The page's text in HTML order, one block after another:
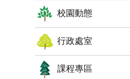
校園動態
行政處室
課程專區